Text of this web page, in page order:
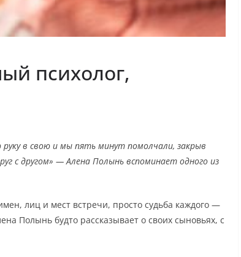
психолог,
руку в свою и мы пять минут помолчали, закрыв
с другом» — Алена Полынь вспоминает одного из
лиц и мест встречи, просто судьба каждого —
Полынь будто рассказывает о своих сыновьях, с